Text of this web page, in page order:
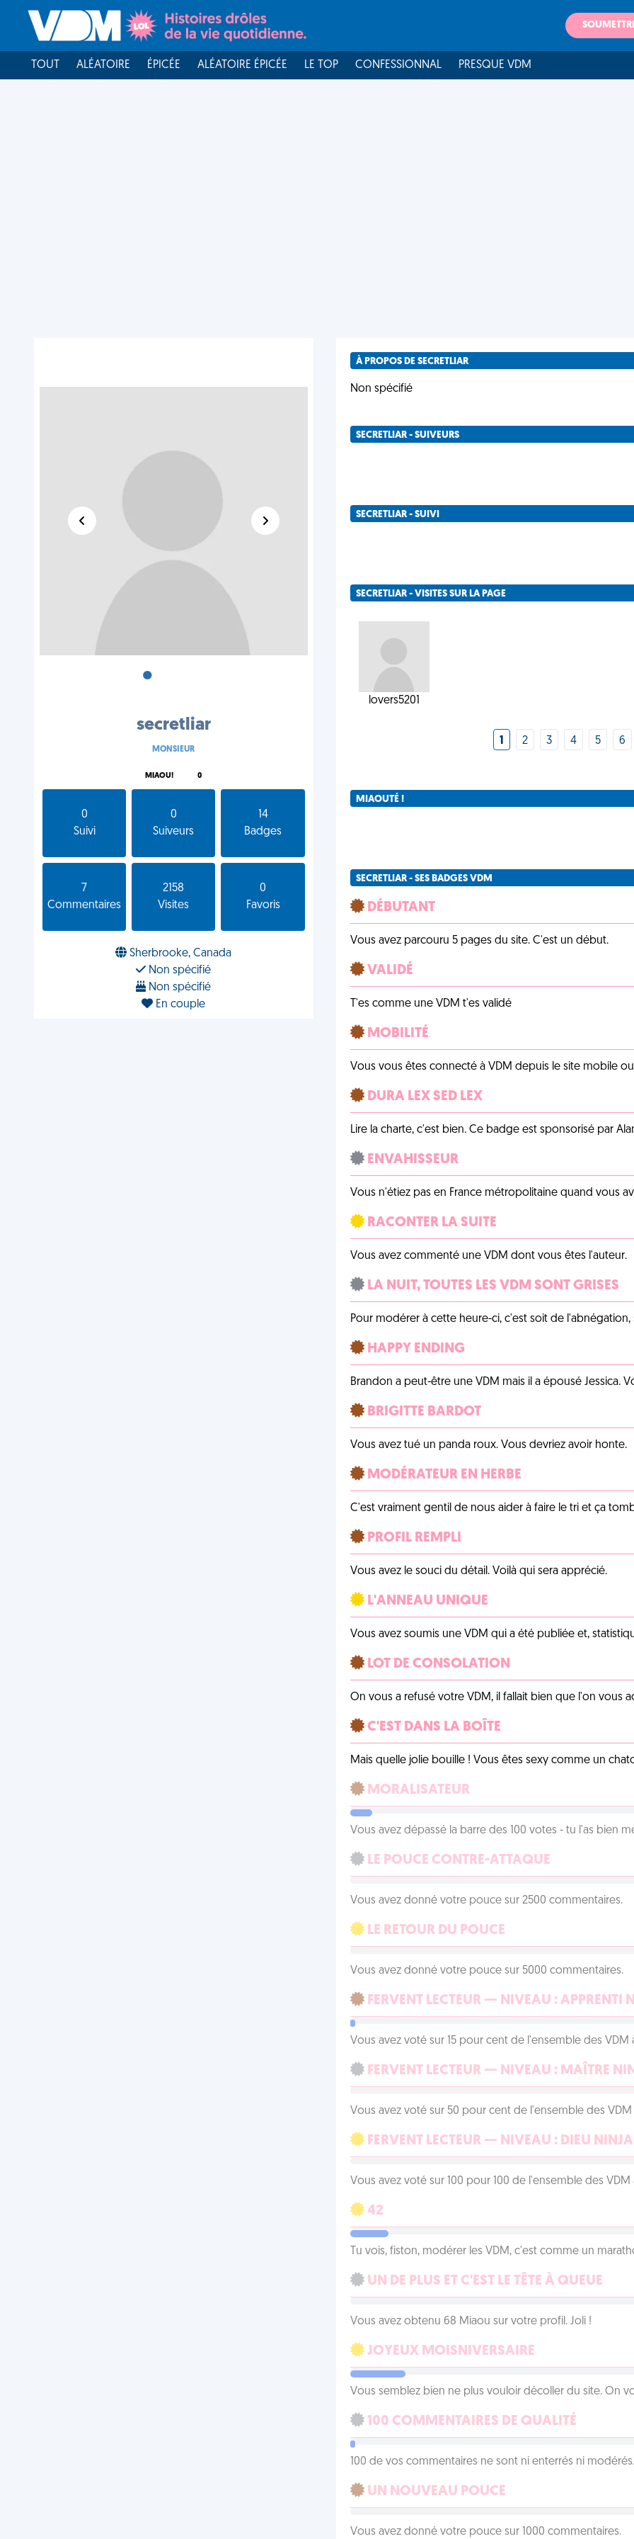
TOUT ALÉATOIRE ÉPICÉE ALÉATOIRE ÉPICÉE LE TOP CONFESSIONNAL PRESQUE VDM
•
secretliar
MONSIEUR
MIAOU! 0
0
Suivi
0
Suiveurs
14
Badges
7
Commentaires
2158
Visites
0
Favoris
Sherbrooke, Canada
Non spécifié
Non spécifié
En couple
À PROPOS DE SECRETLIAR
Non spécifié
SECRETLIAR - SUIVEURS
SECRETLIAR - SUIVI
SECRETLIAR - VISITES SUR LA PAGE
lovers5201
1 2 3 4 5 6
MIAOUTÉ !
SECRETLIAR - SES BADGES VDM
DÉBUTANT
Vous avez parcouru 5 pages du site. C'est un début.
VALIDÉ
T'es comme une VDM t'es validé
MOBILITÉ
Vous vous êtes connecté à VDM depuis le site mobile
DURA LEX SED LEX
Lire la charte, c'est bien. Ce badge est sponsorisé par
ENVAHISSEUR
Vous n'étiez pas en France métropolitaine quand vous
RACONTER LA SUITE
Vous avez commenté une VDM dont vous êtes l'auteur.
LA NUIT, TOUTES LES VDM SONT GRISES
Pour modérer à cette heure-ci, c'est soit de
HAPPY ENDING
Brandon a peut-être une VDM mais il a épousé Jessica.
BRIGITTE BARDOT
Vous avez tué un panda roux. Vous devriez avoir honte.
MODÉRATEUR EN HERBE
C'est vraiment gentil de nous aider à faire le tri et ça
PROFIL REMPLI
Vous avez le souci du détail. Voilà qui sera apprécié.
L'ANNEAU UNIQUE
Vous avez soumis une VDM qui a été publiée et,
LOT DE CONSOLATION
On vous a refusé votre VDM, il fallait bien que l'on vous
C'EST DANS LA BOÎTE
Mais quelle jolie bouille ! Vous êtes sexy comme un
MORALISATEUR
Vous avez dépassé la barre des 100 votes - tu l'as bien
LE POUCE CONTRE-ATTAQUE
Vous avez donné votre pouce sur 2500 commentaires.
LE RETOUR DU POUCE
Vous avez donné votre pouce sur 5000 commentaires.
FERVENT LECTEUR — NIVEAU : APPRENTI
Vous avez voté sur 15 pour cent de l'ensemble des VDM
FERVENT LECTEUR — NIVEAU : MAÎTRE
Vous avez voté sur 50 pour cent de l'ensemble des VDM
FERVENT LECTEUR — NIVEAU : DIEU NINJA
Vous avez voté sur 100 pour 100 de l'ensemble des VDM
42
Tu vois, fiston, modérer les VDM, c'est comme un
UN DE PLUS ET C'EST LE TÊTE À QUEUE
Vous avez obtenu 68 Miaou sur votre profil. Joli !
JOYEUX MOISNIVERSAIRE
Vous semblez bien ne plus vouloir décoller du site. On
100 COMMENTAIRES DE QUALITÉ
100 de vos commentaires ne sont ni enterrés ni
UN NOUVEAU POUCE
Vous avez donné votre pouce sur 1000 commentaires.